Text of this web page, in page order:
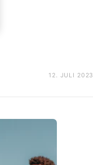
12. JULI 2023